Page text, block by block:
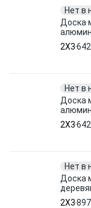
Нет в
Доска
2X3
Нет в
Доска
2X3
Нет в
Доска
TS128/
2X3